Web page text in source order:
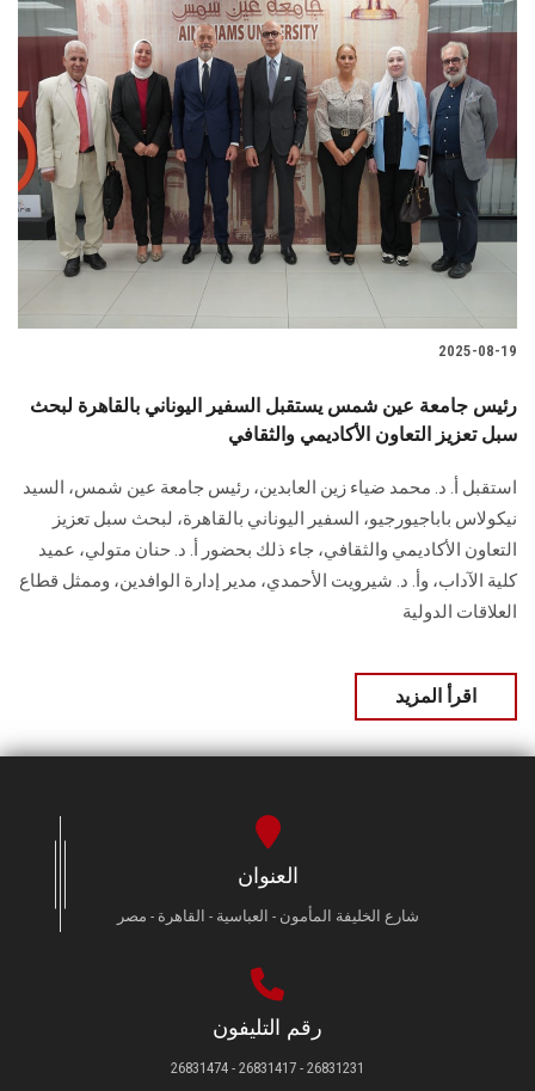
تواصل معنا
الطلاب
هيئة التدريس
الدراسات العليا
الخريجين
سجل الان
2025-08-19
رئيس جامعة عين شمس يستقبل السفير اليوناني بالقاهرة لبحث
سبل تعزيز التعاون الأكاديمي والثقافي
استقبل أ. د. محمد ضياء زين العابدين، رئيس جامعة عين شمس، السيد
نيكولاس باباجيورجيو، السفير اليوناني بالقاهرة، لبحث سبل تعزيز
التعاون الأكاديمي والثقافي، جاء ذلك بحضور أ. د. حنان متولي، عميد
كلية الآداب، وأ. د. شيرويت الأحمدي، مدير إدارة الوافدين، وممثل قطاع
العلاقات الدولية
اقرأ المزيد
العنوان
شارع الخليفة المأمون - العباسية - القاهرة - مصر
رقم التليفون
26831231 - 26831417 - 26831474